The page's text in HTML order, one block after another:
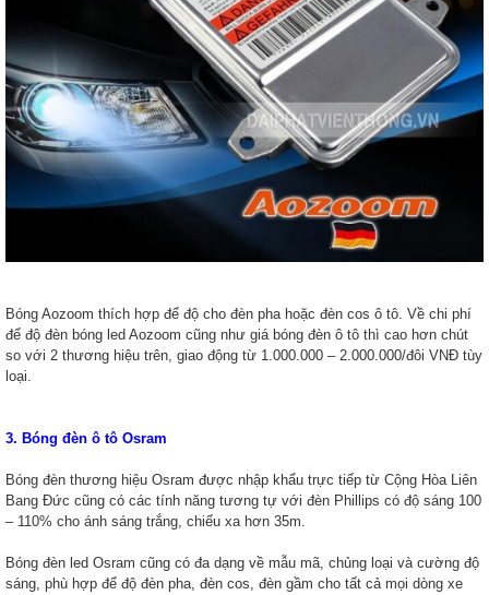
Bóng Aozoom thích hợp để độ cho đèn pha hoặc đèn cos ô tô. Về chi phí
để độ đèn bóng led Aozoom cũng như giá bóng đèn ô tô thì cao hơn chút
so với 2 thương hiệu trên, giao động từ 1.000.000 – 2.000.000/đôi VNĐ tùy
loại.
3. Bóng đèn ô tô Osram
Bóng đèn thương hiệu Osram được nhập khẩu trực tiếp từ Cộng Hòa Liên
Bang Đức cũng có các tính năng tương tự với đèn Phillips có độ sáng 100
– 110% cho ánh sáng trắng, chiếu xa hơn 35m.
Bóng đèn led Osram cũng có đa dạng về mẫu mã, chủng loại và cường độ
sáng, phù hợp để độ đèn pha, đèn cos, đèn gầm cho tất cả mọi dòng xe